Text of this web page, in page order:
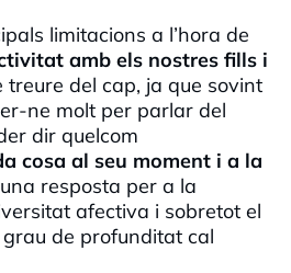
limitacions a l’hora de
amb els nostres fills i
treure del cap, ja que sovint
ne molt per parlar del
dir quelcom
cosa al seu moment i a la
resposta per a la
afectiva i sobretot el
de profunditat cal